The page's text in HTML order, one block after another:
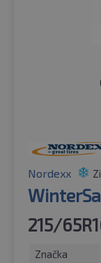
Nordexx
215/
Značka